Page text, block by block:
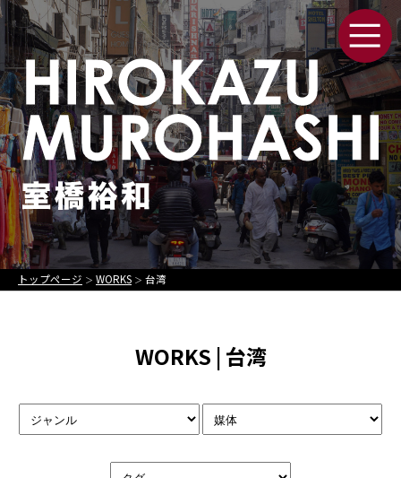
トップページ ＞ WORKS ＞ 台湾
WORKS | 台湾